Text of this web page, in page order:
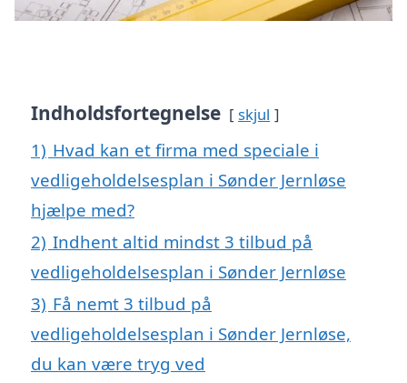
Indholdsfortegnelse skjul
1) Hvad kan et firma med speciale i
vedligeholdelsesplan i Sønder Jernløse
hjælpe med?
2) Indhent altid mindst 3 tilbud på
vedligeholdelsesplan i Sønder Jernløse
3) Få nemt 3 tilbud på
vedligeholdelsesplan i Sønder Jernløse,
du kan være tryg ved